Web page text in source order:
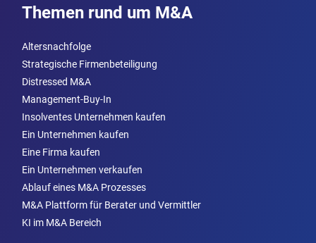
Themen rund um M&A
Altersnachfolge
Strategische Firmenbeteiligung
Distressed M&A
Management-Buy-In
Insolventes Unternehmen kaufen
Ein Unternehmen kaufen
Eine Firma kaufen
Ein Unternehmen verkaufen
Ablauf eines M&A Prozesses
M&A Plattform für Berater und Vermittler
KI im M&A Bereich